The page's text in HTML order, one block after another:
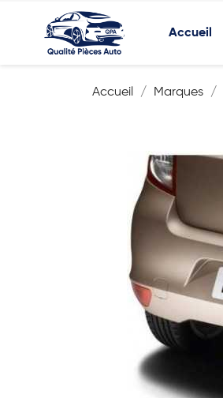
Accueil
Accueil Marques